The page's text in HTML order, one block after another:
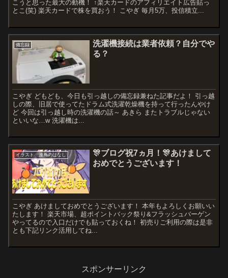
こうと思った最大の動機！ ↑楽天カードのアフィリエイト広告貼っ
とこ(笑) 楽天カードで株を買おう！ こやぎ 毎月5万、投信積立...
備忘録
洗濯機接続は業者依頼？自分でや
る？
こやぎ どもども、今日も引っ越しの備忘録兼ねた記事だよ！ 引っ越
しの際、旧居で使ってたドラム式洗濯乾燥機を持って行ったんやけ
ど 今回は引っ越し時の洗濯機の話～ あきら またトラブルじゃない
といいな…w 洗濯機は...
イラスト、漫画のはなし
🎊ブログ祝7ヵ月！🎊あけまして
おめでとうございます！
こやぎ あけましておめでとうございます！ 本年もよろしくお願いい
たします！ 楽天市場、超ポイントバック祭り&フラッシュバーゲン
やってるので入口だけでも貼っておくね！ 初売りご利用の際は是非
とも下記リンク活用してね...
スポンサーリンク